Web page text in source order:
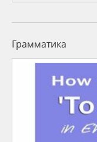
Грамматика